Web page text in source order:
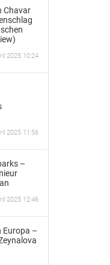
Chavar
2025 10:24
2025 11:56
–
2025 12:46
Europa –